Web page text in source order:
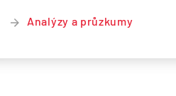
Analýzy a průzkumy